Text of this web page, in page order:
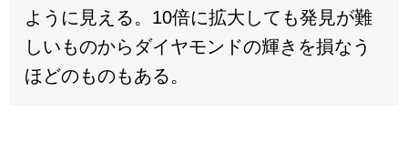
ように見える。10倍に拡大しても発見が難
しいものからダイヤモンドの輝きを損なう
ほどのものもある。